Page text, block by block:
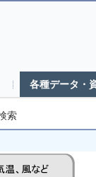
各種データ・
索